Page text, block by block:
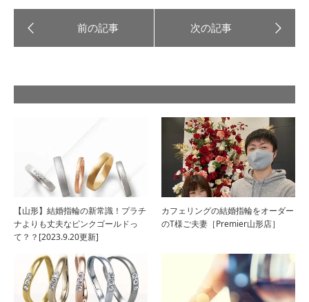
【山形】結婚指輪の新常識！プラチ
ナよりも丈夫なピンクゴールドっ
て？？[2023.9.20更新]
カフェリングの結婚指輪をオーダー
のT様ご夫妻［Premier山形店］